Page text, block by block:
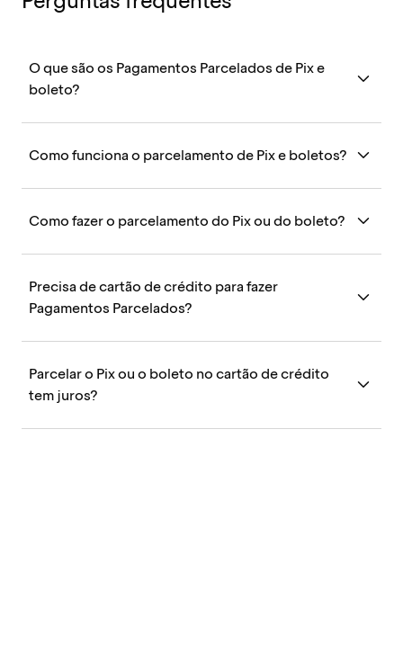
O que são os Pagamentos Parcelados de Pix e
boleto?
Como funciona o parcelamento de Pix e boletos?
Como fazer o parcelamento do Pix ou do boleto?
Precisa de cartão de crédito para fazer
Pagamentos Parcelados?
Parcelar o Pix ou o boleto no cartão de crédito
tem juros?